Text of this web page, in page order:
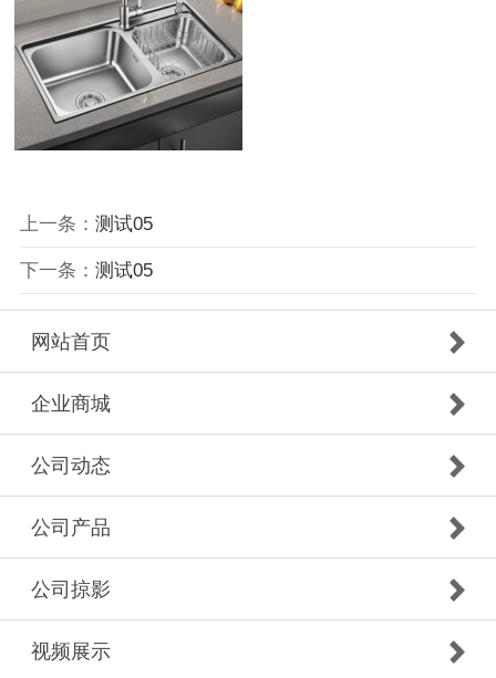
上一条： 测试05
下一条： 测试05
网站首页
企业商城
公司动态
公司产品
公司掠影
视频展示